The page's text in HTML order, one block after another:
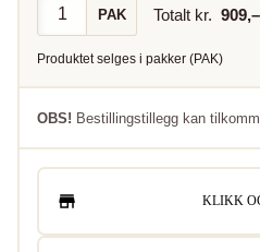
PAK Totalt kr. 909,–
Produktet selges i pakker (PAK)
OBS! Bestillingstillegg kan
KLIKK